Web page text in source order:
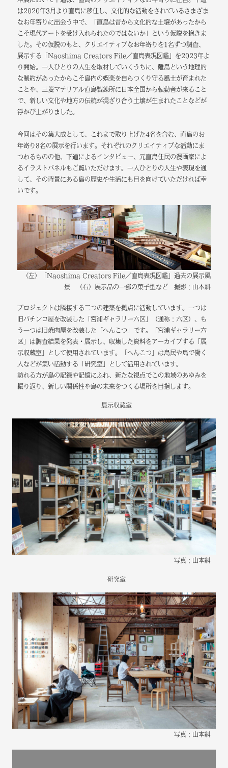
は2020年3月より直島に移住し、文化的な活動をされているさまざま
なお年寄りに出会う中で、「直島は昔から文化的な土壌があったから
こそ現代アートを受け入れられたのではないか」という仮説を抱きま
した。その仮説のもと、クリエイティブなお年寄りを1名ずつ調査、
展示する「Naoshima Creators File／直島表現図鑑」を2023年よ
り開始。一人ひとりの人生を取材していくうちに、離島という地理的
な制約があったからこそ島内の娯楽を自らつくり守る風土が育まれた
ことや、三菱マテリアル直島製錬所に日本全国から転勤者が来ること
で、新しい文化や地方の伝統が混ざり合う土壌が生まれたことなどが
浮かび上がりました。
今回はその集大成として、これまで取り上げた4名を含む、直島のお
年寄り8名の展示を行います。それぞれのクリエイティブな活動にま
つわるものの他、下道によるインタビュー、元直島住民の漫画家によ
るイラストパネルもご覧いただけます。一人ひとりの人生や表現を通
して、その背景にある島の歴史や生活にも目を向けていただければ幸
いです。
（左）「Naoshima Creators File／直島表現図鑑」過去の展示風
景 （右）展示品の一部の菓子型など 撮影：山本糾
プロジェクトは隣接する二つの建築を拠点に活動しています。一つは
旧パチンコ屋を改装した「宮浦ギャラリー六区」（通称：六区）、も
う一つは旧焼肉屋を改装した「へんこつ」です。「宮浦ギャラリー六
区」は調査結果を発表・展示し、収集した資料をアーカイブする「展
示収蔵室」として使用されています。「へんこつ」は島民や島で働く
人などが集い活動する「研究室」として活用されています。
訪れる方が島の記録や記憶にふれ、新たな視点でこの地域のあゆみを
振り返り、新しい関係性や島の未来をつくる場所を目指します。
展示収蔵室
写真：山本糾
研究室
写真：山本糾